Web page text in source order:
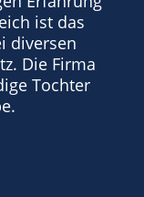
ist das
diversen
Die Firma
Tochter